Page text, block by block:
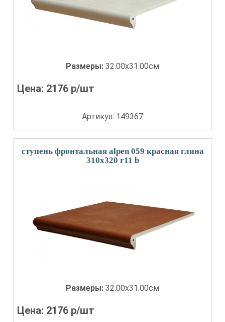
Размеры: 32.00x31.00см
Цена: 2176 р/шт
Артикул: 149367
ступень фронтальная alpen 059 красная глина
310x320 r11 b
Размеры: 32.00x31.00см
Цена: 2176 р/шт